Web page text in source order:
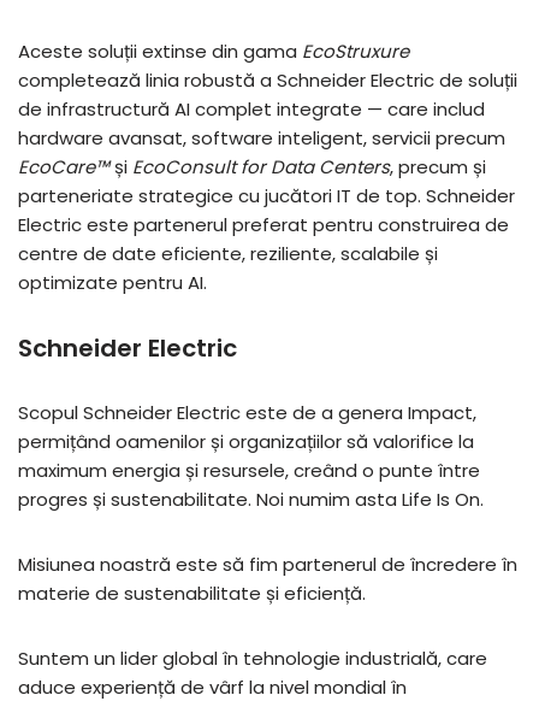
Aceste soluții extinse din gama EcoStruxure
completează linia robustă a Schneider Electric de soluții
de infrastructură AI complet integrate — care includ
hardware avansat, software inteligent, servicii precum
EcoCare™și EcoConsult for Data Centers, precum și
parteneriate strategice cu jucători IT de top. Schneider
Electric este partenerul preferat pentru construirea de
centre de date eficiente, reziliente, scalabile și
optimizate pentru AI.
Schneider Electric
Scopul Schneider Electric este de a genera Impact,
permițând oamenilor și organizațiilor să valorifice la
maximum energia și resursele, creând o punte între
progres și sustenabilitate. Noi numim asta Life Is On.
Misiunea noastră este să fim partenerul de încredere în
materie de sustenabilitate și eficiență.
Suntem un lider global în tehnologie industrială, care
aduce experiență de vârf la nivel mondial în